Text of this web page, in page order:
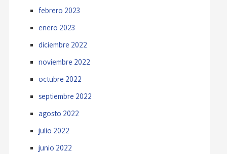
febrero 2023
enero 2023
diciembre 2022
noviembre 2022
octubre 2022
septiembre 2022
agosto 2022
julio 2022
junio 2022